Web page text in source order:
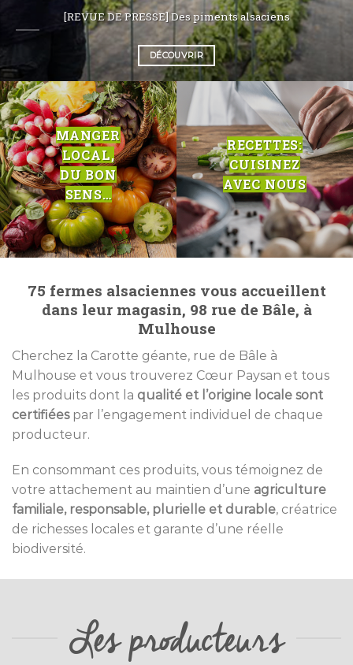
[REVUE DE PRESSE] Des piments alsaciens
DÉCOUVRIR
MANGER
LOCAL,
DU BON
SENS…
RECETTES:
CUISINEZ
AVEC NOUS
75 fermes alsaciennes vous accueillent
dans leur magasin, 98 rue de Bâle, à
Mulhouse
Cherchez la Carotte géante, rue de Bâle à
Mulhouse et vous trouverez Cœur Paysan et tous
les produits dont la qualité et l’origine locale sont
certifiéespar l’engagement individuel de chaque
producteur.
En consommant ces produits, vous témoignez de
votre attachement au maintien d’une agriculture
familiale, responsable, plurielle et durable, créatrice
de richesses locales et garante d’une réelle
biodiversité.
Les producteurs